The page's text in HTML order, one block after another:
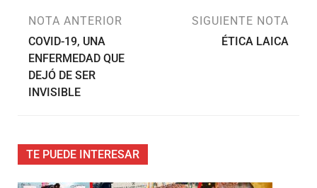
NOTA ANTERIOR
COVID-19, UNA
ENFERMEDAD QUE
DEJÓ DE SER
INVISIBLE
SIGUIENTE NOTA
ÉTICA LAICA
TE PUEDE INTERESAR